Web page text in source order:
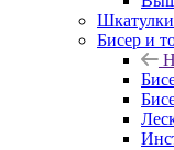
Шкатулки
Бисер и